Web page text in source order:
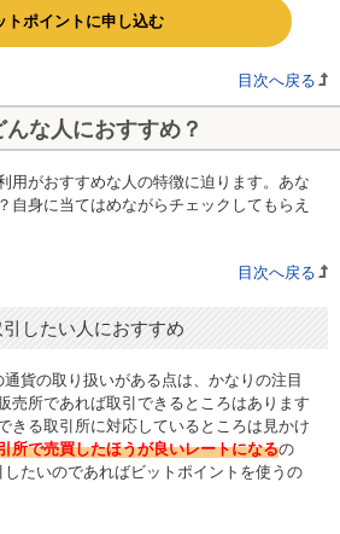
トポイントに申し込む
目次へ戻る
な人におすすめ？
用がおすすめな人の特徴に迫ります。あな
自身に当てはめながらチェックしてもらえ
目次へ戻る
したい人におすすめ
貨の取り扱いがある点は、かなりの注目
売所であれば取引できるところはあります
きる取引所に対応しているところは見かけ
所で売買したほうが良いレートになるの
たいのであればビットポイントを使うの